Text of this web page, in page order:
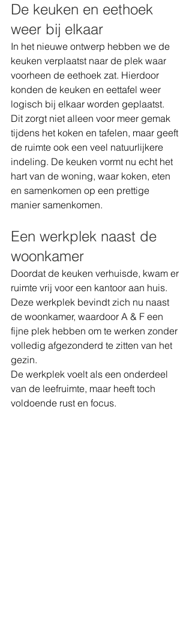
De keuken en eethoek
weer bij elkaar
In het nieuwe ontwerp hebben we de
keuken verplaatst naar de plek waar
voorheen de eethoek zat. Hierdoor
konden de keuken en eettafel weer
logisch bij elkaar worden geplaatst.
Dit zorgt niet alleen voor meer gemak
tijdens het koken en tafelen, maar geeft
de ruimte ook een veel natuurlijkere
indeling. De keuken vormt nu echt het
hart van de woning, waar koken, eten
en samenkomen op een prettige
manier samenkomen.
Een werkplek naast de
woonkamer
Doordat de keuken verhuisde, kwam er
ruimte vrij voor een kantoor aan huis.
Deze werkplek bevindt zich nu naast
de woonkamer, waardoor A & F een
fijne plek hebben om te werken zonder
volledig afgezonderd te zitten van het
gezin.
De werkplek voelt als een onderdeel
van de leefruimte, maar heeft toch
voldoende rust en focus.